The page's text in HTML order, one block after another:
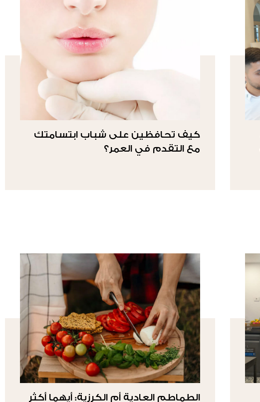
كيف تحافظين على شباب ابتسامتك
مع التقدم في العمر؟
الطماطم العادية أم الكرزية: أيهما أكثر